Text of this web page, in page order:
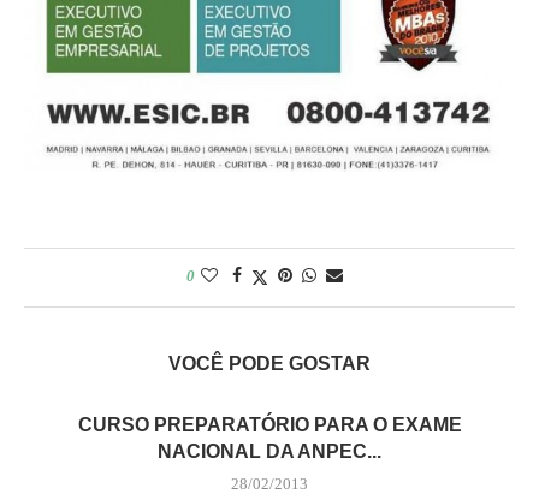
0
VOCÊ PODE GOSTAR
CURSO PREPARATÓRIO PARA O EXAME
NACIONAL DA ANPEC...
28/02/2013